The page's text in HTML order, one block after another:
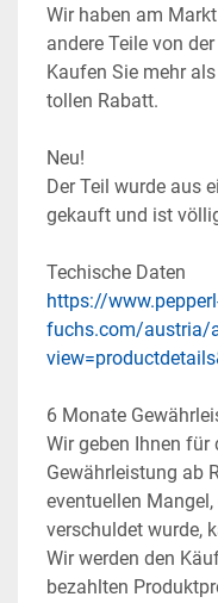
Wir haben am
andere Teile von
Kaufen Sie mehr
tollen Rabatt.
Neu!
Der Teil wurde aus
gekauft und ist
https://
fuchs.com/austria/
6 Monate
Wir geben Ihnen für
Gewährleistung ab
eventuellen
verschuldet wurde,
Wir werden den
bezahlten